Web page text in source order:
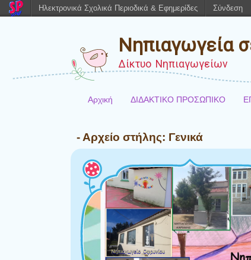
Νηπιαγωγεία
Δίκτυο Νηπιαγωγείων
Αρχική ΔΙΔΑΚΤΙΚΟ ΠΡΟΣΩΠΙΚΟ
- Αρχείο στήλης: Γενικά
Ηλεκτρονικά Σχολικά Περιοδικά & Εφημερίδες Σύνδεση